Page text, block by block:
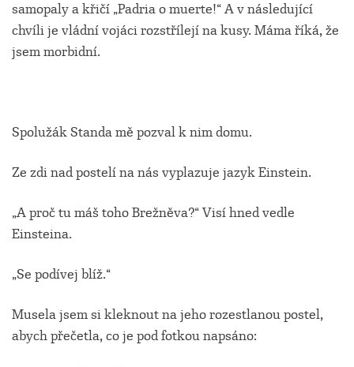
samopaly a křičí „Padria o muerte!“ A v následující
chvíli je vládní vojáci rozstřílejí na kusy. Máma říká, že
jsem morbidní.
Spolužák Standa mě pozval k nim domu.
Ze zdi nad postelí na nás vyplazuje jazyk Einstein.
„A proč tu máš toho Brežněva?“ Visí hned vedle
Einsteina.
„Se podívej blíž.“
Musela jsem si kleknout na jeho rozestlanou postel,
abych přečetla, co je pod fotkou napsáno: